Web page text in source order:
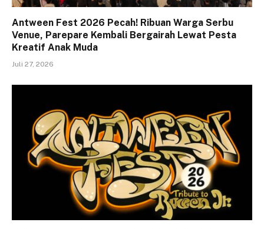
Antween Fest 2026 Pecah! Ribuan Warga Serbu
Venue, Parepare Kembali Bergairah Lewat Pesta
Kreatif Anak Muda
Juli 27, 2026